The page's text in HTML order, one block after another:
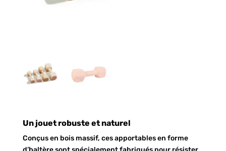
Un jouet robuste et naturel
Conçus en bois massif, ces apportables en forme